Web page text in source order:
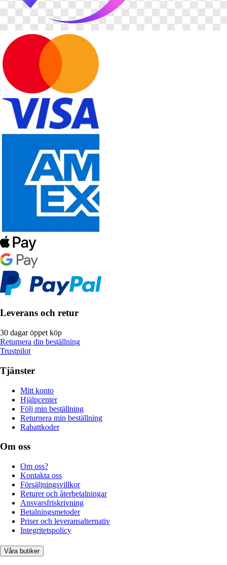
Leverans och retur
30 dagar öppet köp
Returnera din beställning
Trustpilot
Tjänster
Mitt konto
Hjälpcenter
Följ min beställning
Returnera min beställning
Rabattkoder
Om oss
Om oss?
Kontakta oss
Försäljningsvillkor
Returer och återbetalningar
Ansvarsfriskrivning
Betalningsmetoder
Priser och leveransalternativ
Integritetspolicy
Våra butiker